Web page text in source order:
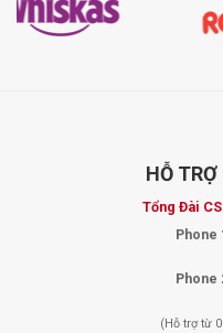
HỖ TRỢ
Tổng Đài
Phone
Phone
(Hỗ trợ từ